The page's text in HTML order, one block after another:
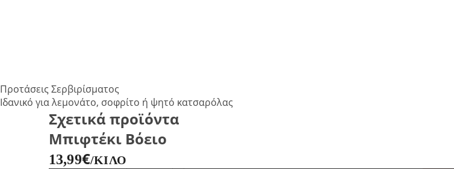
Προτάσεις Σερβιρίσματος
Ιδανικό για λεμονάτο, σοφρίτο ή ψητό κατσαρόλας
Σχετικά προϊόντα
Μπιφτέκι Βόειο
13,99€/ΚΙΛΌ